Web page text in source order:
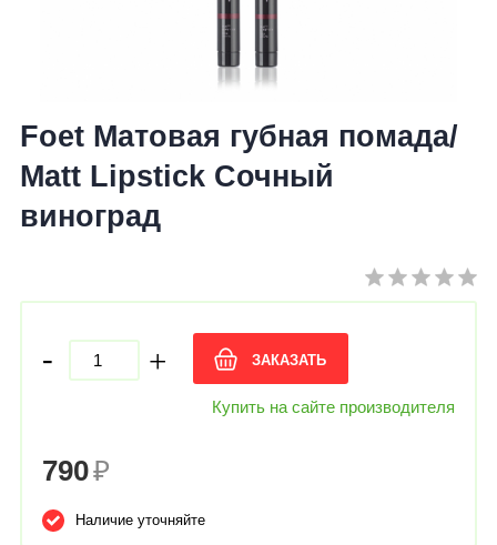
Foet Матовая губная помада/
Matt Lipstick Сочный
виноград
- + ЗАКАЗАТЬ
Купить на сайте производителя
790₽
Наличие уточняйте